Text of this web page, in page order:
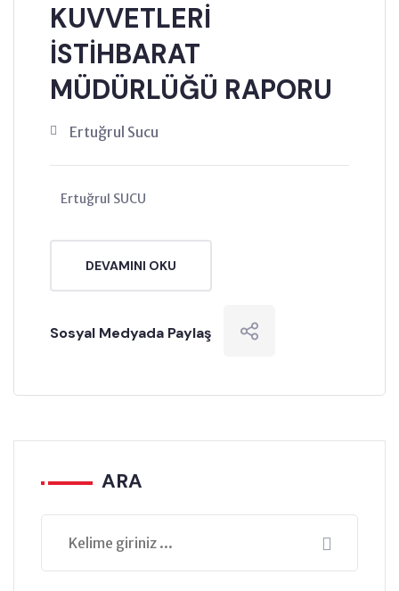
KUVVETLERİ
İSTİHBARAT
MÜDÜRLÜĞÜ RAPORU
Ertuğrul Sucu
Ertuğrul SUCU
DEVAMINI OKU
Sosyal Medyada Paylaş
ARA